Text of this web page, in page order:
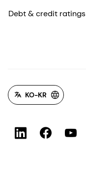
Debt & credit ratings
KO-KR